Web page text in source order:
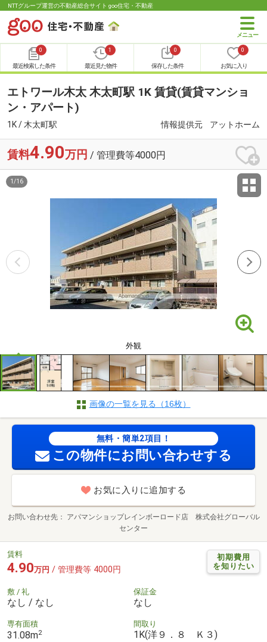
NTTグループ運営の不動産総合サイト goo住宅・不動産
0
最近検索した条件
1
最近見た物件
0
保存した条件
0
お気に入り
エトワール木太 木太町駅 1K 賃貸(賃貸マンショ
ン・アパート)
1K / 木太町駅 情報提供元 アットホーム
賃料4.90万円 / 管理費等4000円
外観
1 /16
画像の一覧を見る（16枚）
無料・簡単2項目！
この物件にお問い合わせする
お気に入りに追加する
お問い合わせ先
アパマンショップレインボーロード店 株式会社グローバル
センター
初期費用
を知りたい
賃料
4.90万円 / 管理費等 4000円
敷 / 礼
なし / なし
保証金
なし
専有面積
31.08m2
間取り
1K(洋９．８ Ｋ３)